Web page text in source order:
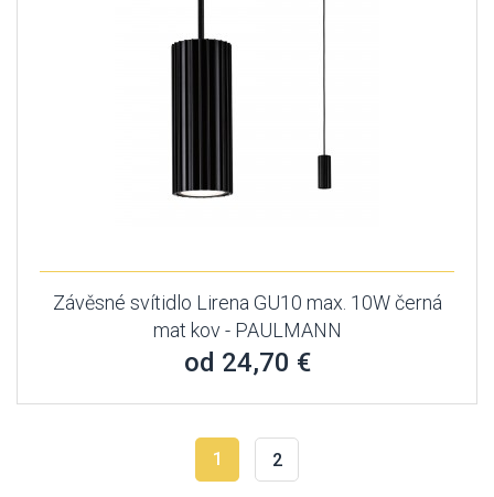
Závěsné svítidlo Lirena GU10 max. 10W černá
mat kov - PAULMANN
od 24,70 €
1 2